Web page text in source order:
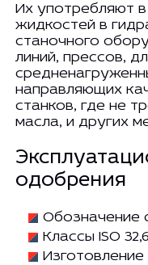
Их употребляют
жидкостей в
станочного
линий, прессов,
направляющих
станков, где не
масла, и других
одобрения
Обозначение
Классы ISO